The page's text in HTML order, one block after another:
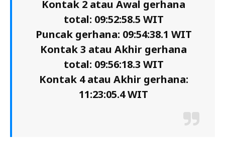
Kontak 2 atau Awal gerhana
total: 09:52:58.5 WIT
Puncak gerhana: 09:54:38.1 WIT
Kontak 3 atau Akhir gerhana
total: 09:56:18.3 WIT
Kontak 4 atau Akhir gerhana:
11:23:05.4 WIT